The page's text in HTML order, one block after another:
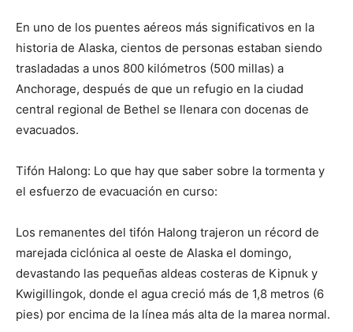
En uno de los puentes aéreos más significativos en la
historia de Alaska, cientos de personas estaban siendo
trasladadas a unos 800 kilómetros (500 millas) a
Anchorage, después de que un refugio en la ciudad
central regional de Bethel se llenara con docenas de
evacuados.
Tifón Halong: Lo que hay que saber sobre la tormenta y
el esfuerzo de evacuación en curso:
Los remanentes del tifón Halong trajeron un récord de
marejada ciclónica al oeste de Alaska el domingo,
devastando las pequeñas aldeas costeras de Kipnuk y
Kwigillingok, donde el agua creció más de 1,8 metros (6
pies) por encima de la línea más alta de la marea normal.